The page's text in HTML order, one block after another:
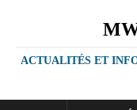
ACTUALITÉS ET